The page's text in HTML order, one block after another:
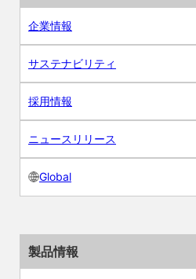
企業情報
サステナビリティ
採用情報
ニュースリリース
Global
製品情報